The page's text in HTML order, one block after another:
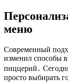
меню
Современный
изменил способы
пиццерий․
просто выбирать